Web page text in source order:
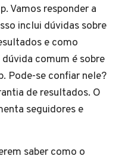
Vamos responder a
inclui dúvidas sobre
e como
comum é sobre
Pode-se confiar nele?
de resultados. O
seguidores e
saber como o